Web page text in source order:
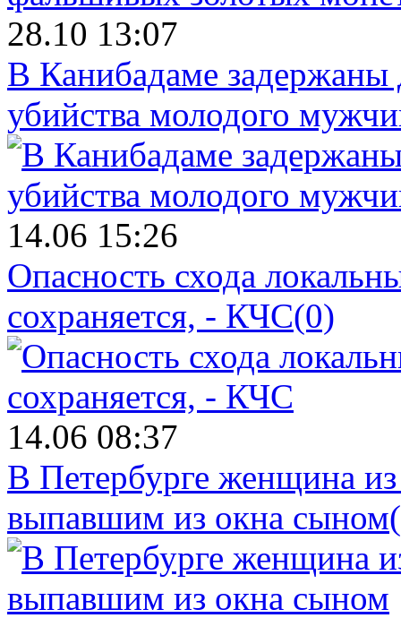
28.10 13:07
В Канибадаме задержаны
убийства молодого
14.06 15:26
Опасность схода
сохраняется, - КЧС(0)
14.06 08:37
В Петербурге женщина
выпавшим из окна сыном